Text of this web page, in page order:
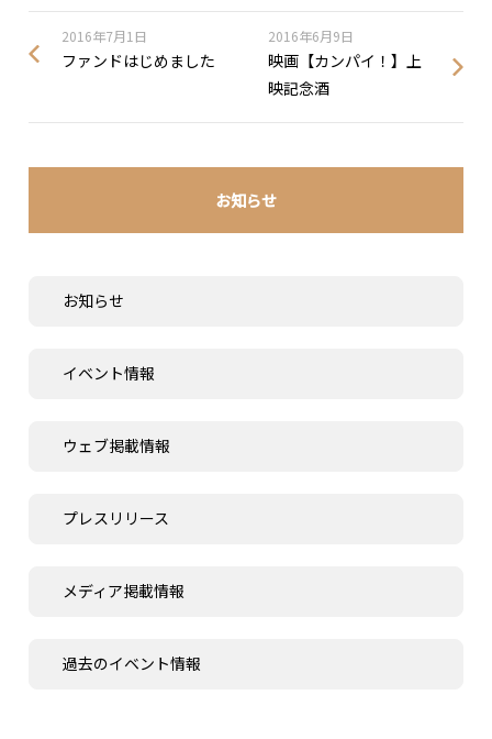
お知らせ
お知らせ
イベント情報
ウェブ掲載情報
プレスリリース
メディア掲載情報
過去のイベント情報
2016年7月1日
ファンドはじめました
2016年6月9日
映画【カンパイ！】上
映記念酒